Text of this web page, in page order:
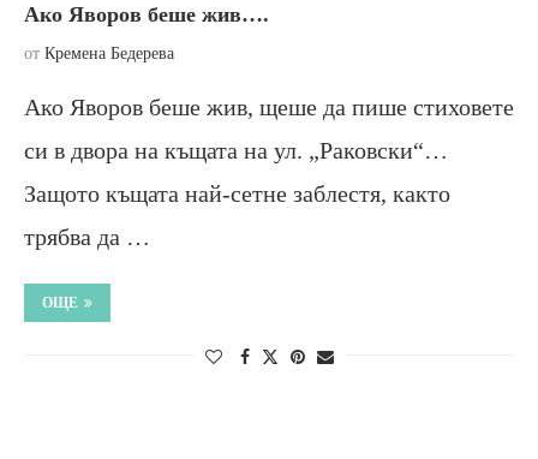
Ако Яворов беше жив….
от Кремена Бедерева
Ако Яворов беше жив, щеше да пише стиховете
си в двора на къщата на ул. „Раковски“…
Защото къщата най-сетне заблестя, както
трябва да …
ОЩЕ